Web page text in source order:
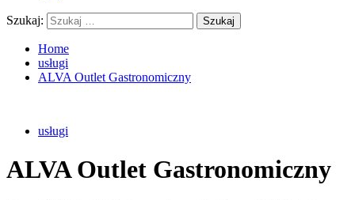
Szukaj:
Home
usługi
ALVA Outlet Gastronomiczny
usługi
ALVA Outlet Gastronomiczny